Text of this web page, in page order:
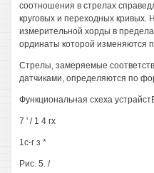
соотношения в стрелах
круговых и переходных кривых.
измерительной хорды в
ординаты которой изменяются
Стрелы, замеряемые
датчиками, определяются по
Функциональная схеха
7 ' / 1 4 гх
1с-г з *
Рис. 5. /